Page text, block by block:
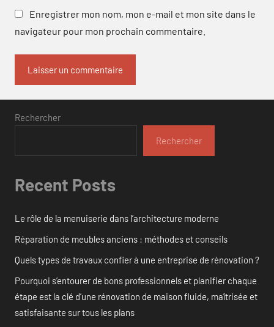
Enregistrer mon nom, mon e-mail et mon site dans le
navigateur pour mon prochain commentaire.
Rechercher
Rechercher
Recent Posts
Le rôle de la menuiserie dans l’architecture moderne
Réparation de meubles anciens : méthodes et conseils
Quels types de travaux confier à une entreprise de rénovation ?
Pourquoi s’entourer de bons professionnels et planifier chaque
étape est la clé d’une rénovation de maison fluide, maîtrisée et
satisfaisante sur tous les plans